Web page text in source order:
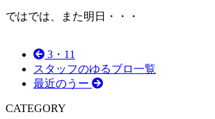
ではでは、また明日・・・
3・11
スタッフのゆるブロ一覧
最近のうー
CATEGORY